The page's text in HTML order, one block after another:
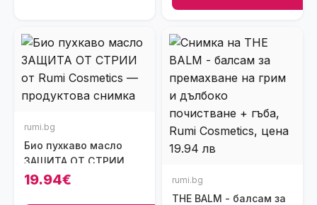
rumi.bg
Био пухкаво масло
ЗАЩИТА ОТ СТРИИ
19.94€ rumi.bg
THE BALM - балсам за